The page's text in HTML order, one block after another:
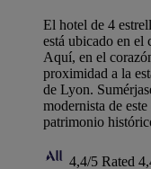
El hotel de 4
está ubicado en el
Aquí, en el
proximidad a la
de Lyon.
modernista de
patrimonio
4,4/5 Rated